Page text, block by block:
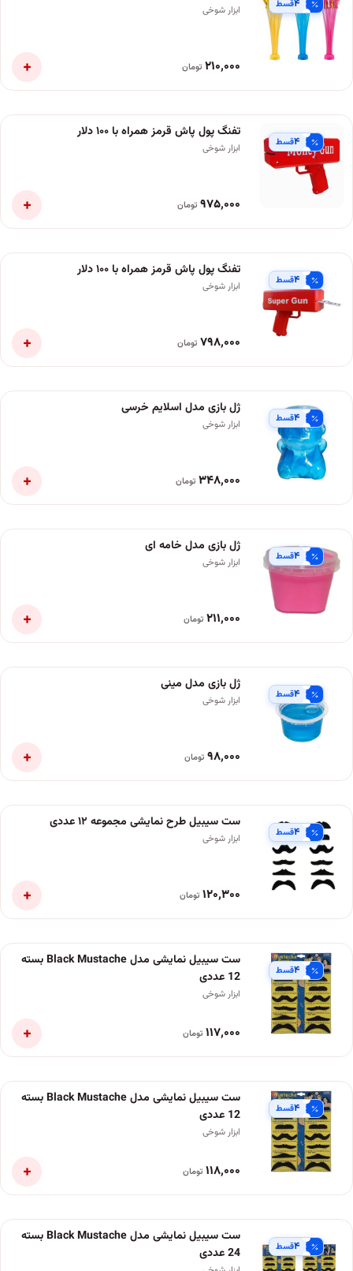
۴قسط ابزار شوخی
۲۱۰٬۰۰۰ تومان +
۴قسط
تفنگ پول پاش قرمز همراه با ۱۰۰ دلار
ابزار شوخی
۹۷۵٬۰۰۰ تومان +
۴قسط
تفنگ پول پاش قرمز همراه با ۱۰۰ دلار
ابزار شوخی
۷۹۸٬۰۰۰ تومان +
۴قسط
ژل بازی مدل اسلایم خرسی
ابزار شوخی
۳۴۸٬۰۰۰ تومان +
۴قسط
ژل بازی مدل خامه ای
ابزار شوخی
۲۱۱٬۰۰۰ تومان +
۴قسط
ژل بازی مدل مینی
ابزار شوخی
۹۸٬۰۰۰ تومان +
۴قسط
ست سیبیل طرح نمایشی مجموعه ۱۲ عددی
ابزار شوخی
۱۲۰٬۳۰۰ تومان +
۴قسط
ست سیبیل نمایشی مدل Black Mustache بسته
12 عددی
ابزار شوخی
۱۱۷٬۰۰۰ تومان +
۴قسط
ست سیبیل نمایشی مدل Black Mustache بسته
12 عددی
ابزار شوخی
۱۱۸٬۰۰۰ تومان +
۴قسط
ست سیبیل نمایشی مدل Black Mustache بسته
24 عددی